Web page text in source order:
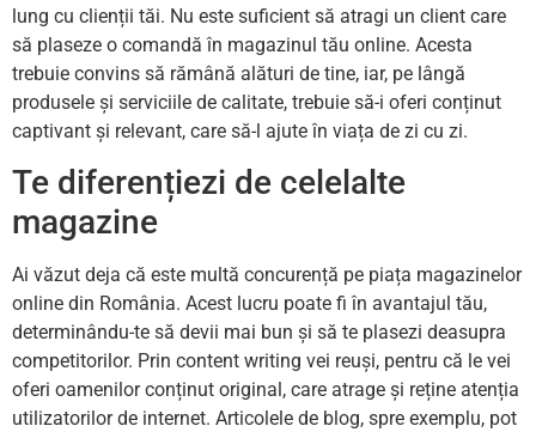
lung cu clienții tăi. Nu este suficient să atragi un client care
să plaseze o comandă în magazinul tău online. Acesta
trebuie convins să rămână alături de tine, iar, pe lângă
produsele și serviciile de calitate, trebuie să-i oferi conținut
captivant și relevant, care să-l ajute în viața de zi cu zi.
Te diferențiezi de celelalte
magazine
Ai văzut deja că este multă concurență pe piața magazinelor
online din România. Acest lucru poate fi în avantajul tău,
determinându-te să devii mai bun și să te plasezi deasupra
competitorilor. Prin content writing vei reuși, pentru că le vei
oferi oamenilor conținut original, care atrage și reține atenția
utilizatorilor de internet. Articolele de blog, spre exemplu, pot